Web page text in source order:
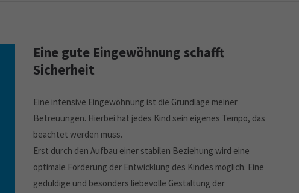
Eine gute Eingewöhnung schafft
Sicherheit
Eine intensive Eingewöhnung ist die Grundlage meiner
Betreuungen. Hierbei hat jedes Kind sein eigenes Tempo, das
beachtet werden muss.
Erst durch den Aufbau einer stabilen Beziehung wird eine
optimale Förderung der Entwicklung des Kindes möglich. Eine
geduldige und besonders liebevolle Gestaltung der